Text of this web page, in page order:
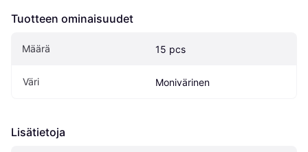
Tuotteen ominaisuudet
Määrä 15 pcs
Väri Monivärinen
Lisätietoja